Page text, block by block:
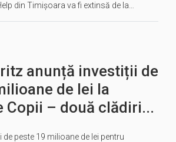
din Timișoara va fi extinsă de la…
anunță investiții de
de lei la
Copii – două clădiri...
peste 19 milioane de lei pentru